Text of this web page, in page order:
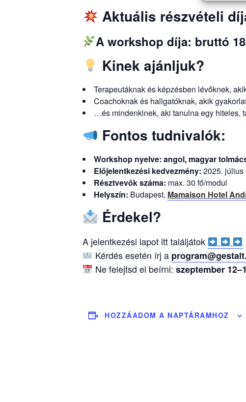
Aktuális részvételi
A workshop díja: bruttó
Kinek ajánljuk?
Terapeutáknak és képzésben lévőknek,
Coachoknak és hallgatóknak, akik
…és mindenkinek, aki tanulna egy hiteles,
Fontos tudnivalók:
Workshop nyelve: angol, magyar
Előjelentkezési kedvezmény: 2025. július
Résztvevők száma: max. 30 fő/modul
Helyszín: Budapest, Mamaison Hotel
Érdekel?
A jelentkezési lapot itt találjátok
Kérdés esetén írj a
Ne felejtsd el beírni: szeptember
HOZZÁADOM A NAPTÁRAMHOZ